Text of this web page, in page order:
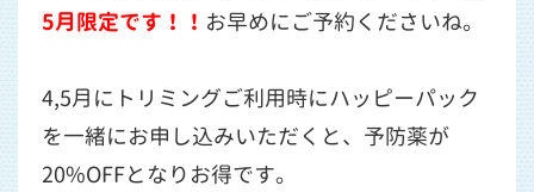
5月限定です！！ お早めにご予約くださいね。
4,5月にトリミングご利用時にハッピーパック
を一緒にお申し込みいただくと、予防薬が
20%OFFとなりお得です。